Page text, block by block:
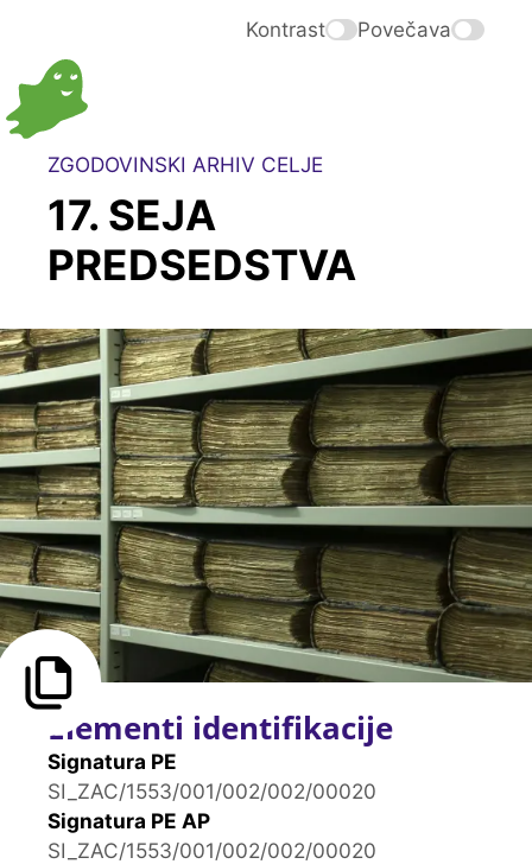
Kontrast Povečava
ZGODOVINSKI ARHIV CELJE
17. SEJA
PREDSEDSTVA
Elementi identifikacije
Signatura PE
SI_ZAC/1553/001/002/002/00020
Signatura PE AP
SI_ZAC/1553/001/002/002/00020